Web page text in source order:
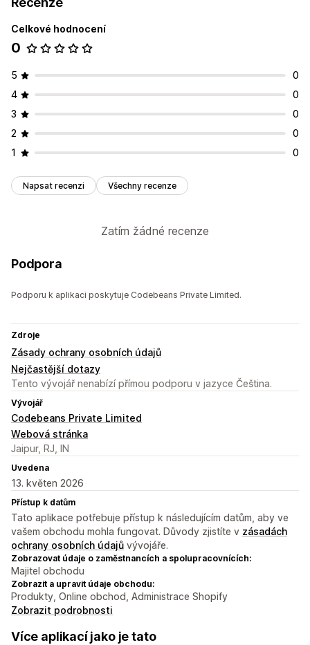
Celkové hodnocení
0
5
0
4
0
3
0
2
0
1
0
Napsat recenzi Všechny recenze
Zatím žádné recenze
Podpora
Podporu k aplikaci poskytuje Codebeans Private Limited.
Zdroje
Zásady ochrany osobních údajů
Nejčastější dotazy
Tento vývojář nenabízí přímou podporu v jazyce Čeština.
Vývojář
Codebeans Private Limited
Webová stránka
Jaipur, RJ, IN
Uvedena
13. květen 2026
Přístup k datům
Tato aplikace potřebuje přístup k následujícím datům, aby ve
vašem obchodu mohla fungovat. Důvody zjistíte v zásadách
ochrany osobních údajů vývojáře.
Zobrazovat údaje o zaměstnancích a spolupracovnících:
Majitel obchodu
Zobrazit a upravit údaje obchodu:
Produkty, Online obchod, Administrace Shopify
Zobrazit podrobnosti
Více aplikací jako je tato